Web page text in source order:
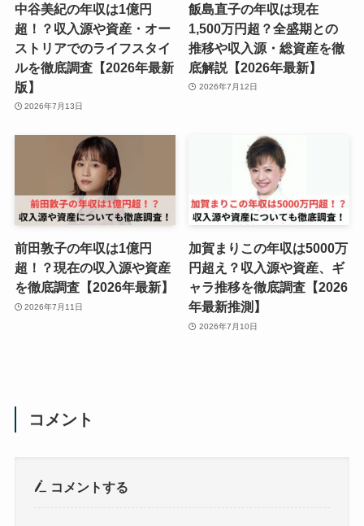
中谷美紀の年収は1億円
超！？収入源や資産・オー
ストリアでのライフスタイ
ルを徹底調査【2026年最新
版】
2026年7月13日
飯島直子の年収は現在
1,500万円超？全盛期との
推移や収入源・総資産を徹
底解説【2026年最新】
2026年7月12日
前田敦子の年収は1億円
超！？現在の収入源や資産
を徹底調査【2026年最新】
2026年7月11日
加賀まりこの年収は5000万
円超え？収入源や資産、ギ
ャラ推移を徹底調査【2026
年最新推測】
2026年7月10日
コメント
コメントする